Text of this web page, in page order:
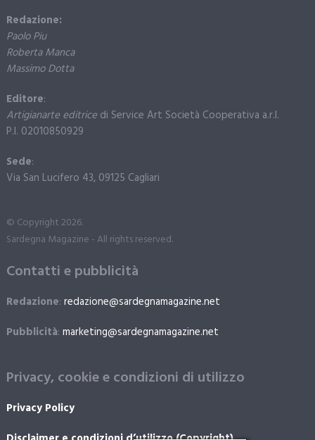
Redazione:
Paolo Piu
Roberta Manca
Massimo Dotta
Editore:
Artigianarte editricedi Service Art Società Cooperativa a.r.l.
P.I. 02010850929
Sede:
Via San Lucifero 43, 09125 Cagliari
© Copyright 2026.
Sardegna Magazine - All rights reserved.
Contatti e pubblicità
Redazione: redazione@sardegnamagazine.net
Pubblicità: marketing@sardegnamagazine.net
Privacy, cookie e condizioni di utilizzo
Privacy Policy